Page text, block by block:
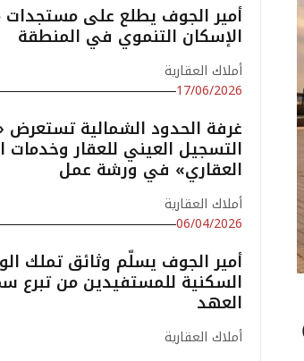
أمير الجوف يطلع على مستجدات
الإسكان التنموي في المنطقة
أملاك العقارية
17/06/2026
غرفة الحدود الشمالية تستعرض
التسجيل العيني للعقار
العقاري» في ورشة عمل
أملاك العقارية
06/04/2026
أمير الجوف يسلّم وثائق تملك
السكنية للمستفيدين من تبرع
العهد
أملاك العقارية